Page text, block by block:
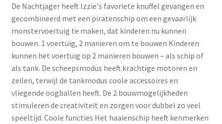
De Nachtjager heeft Izzie's favoriete knuffel gevangen en
gecombineerd met een piratenschip om een gevaarlijk
monstervoertuig te maken, dat kinderen nu kunnen
bouwen. 1 voertuig, 2 manieren om te bouwen Kinderen
kunnen het voertuig op 2 manieren bouwen – als schip of
als tank. De scheepsmodus heeft krachtige motoren en
zeilen, terwijl de tankmodus coole accessoires en
vliegende oogballen heeft. De 2 bouwmogelijkheden
stimuleren de creativiteit en zorgen voor dubbel zo veel
speeltijd. Coole functies Het haaienschip heeft kenmerken